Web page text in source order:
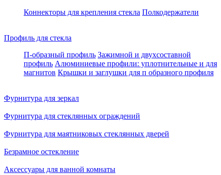
Коннекторы для крепления стекла Полкодержатели
Профиль для стекла
П-образный профиль Зажимной и двухсоставной
профиль Алюминиевые профили: уплотнительные и для
магнитов Крышки и заглушки для п образного профиля
Фурнитура для зеркал
Фурнитура для стеклянных ограждений
Фурнитура для маятниковых стеклянных дверей
Безрамное остекление
Аксессуары для ванной комнаты